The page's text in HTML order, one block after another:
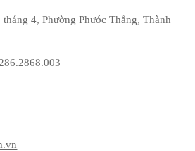
4, Phường Phước Thắng, Thành